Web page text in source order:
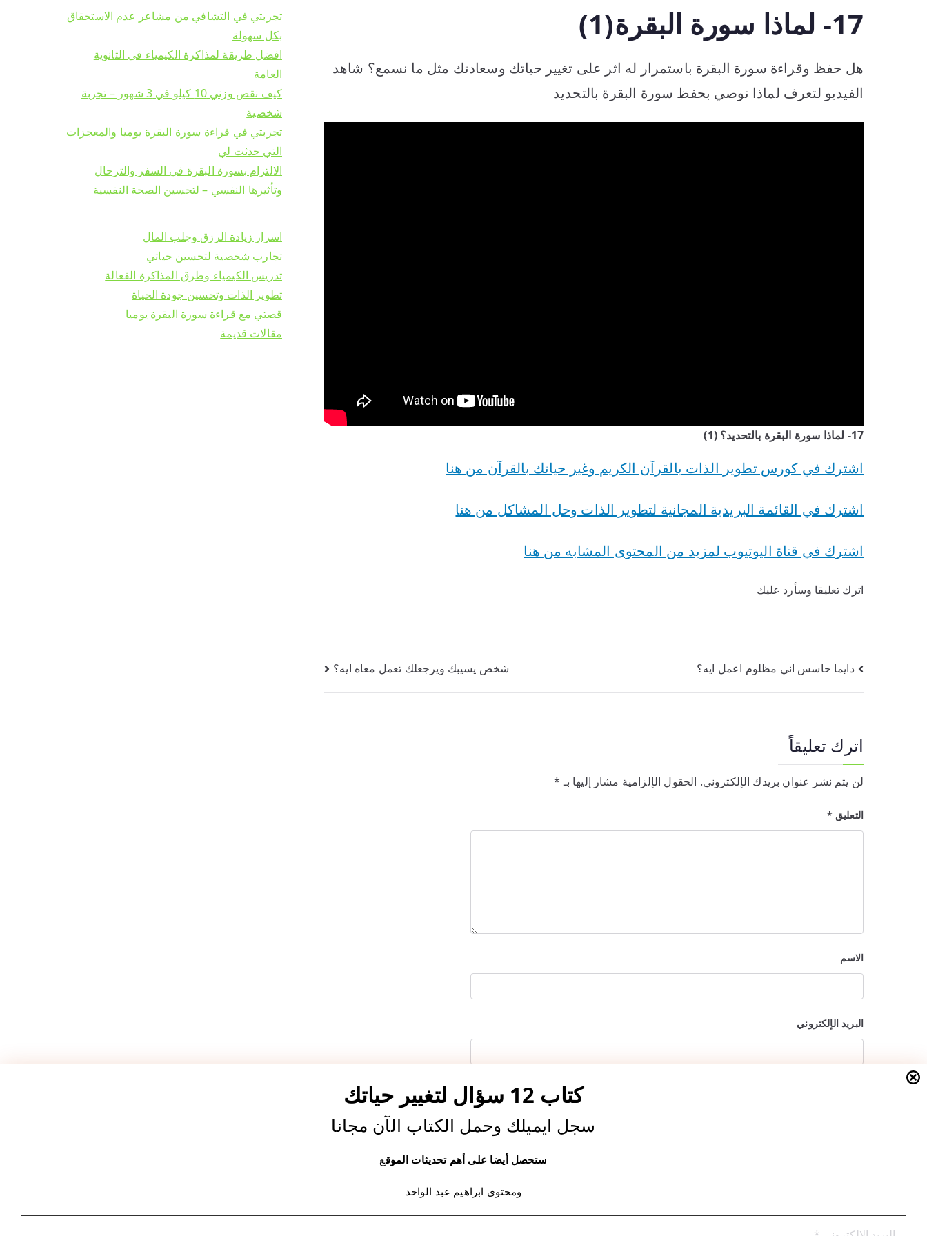
17- لماذا سورة البقرة(1)
هل حفظ وقراءة سورة البقرة باستمرار له اثر على تغيير حياتك وسعادتك مثل ما نسمع؟ شاهد
الفيديو لتعرف لماذا نوصي بحفظ سورة البقرة بالتحديد
17- لماذا سورة البقرة بالتحديد؟ (1)
اشترك في كورس تطوير الذات بالقرآن الكريم وغير حياتك بالقرآن من هنا
اشترك في القائمة البريدية المجانية لتطوير الذات وحل المشاكل من هنا
اشترك في قناة اليوتيوب لمزيد من المحتوى المشابه من هنا
اترك تعليقا وسأرد عليك
كتاب 12 سؤال لتغيير حياتك
سجل ايميلك وحمل الكتاب الآن مجانا
ستحصل أيضا على أهم تحديثات الموقع
ومحتوى ابراهيم عبد الواحد
تصفّح
المقالات
دايما حاسس اني مظلوم اعمل ايه؟ شخص يسيبك ويرجعلك تعمل معاه ايه؟
اترك تعليقاً
لن يتم نشر عنوان بريدك الإلكتروني. الحقول الإلزامية مشار إليها بـ *
التعليق *
الاسم
البريد الإلكتروني
احفظ اسمي، بريدي الإلكتروني، والموقع الإلكتروني في هذا المتصفح لاستخدامها المرة المقبلة في تعليقي.
تجربتي في التشافي من مشاعر عدم الاستحقاق
بكل سهولة
افضل طريقة لمذاكرة الكيمياء في الثانوية
العامة
كيف نقص وزني 10 كيلو في 3 شهور – تجربة
شخصية
تجربتي في قراءة سورة البقرة يوميا والمعجزات
التي حدثت لي
الالتزام بسورة البقرة في السفر والترحال
وتأثيرها النفسي – لتحسين الصحة النفسية
اسرار زيادة الرزق وجلب المال
تجارب شخصية لتحسين حياتي
تدريس الكيمياء وطرق المذاكرة الفعالة
تطوير الذات وتحسين جودة الحياة
قصتي مع قراءة سورة البقرة يوميا
مقالات قديمة